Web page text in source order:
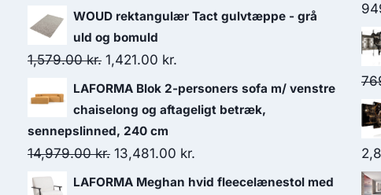
WOUD rektangulær Tact gulvtæppe - grå
uld og bomuld
1,579.00kr. 1,421.00 kr.
LAFORMA Blok 2-personers sofa m/ venstre
chaiselong og aftageligt betræk,
sennepslinned, 240 cm
14,979.00kr. 13,481.00 kr.
LAFORMA Meghan hvid fleecelænestol med